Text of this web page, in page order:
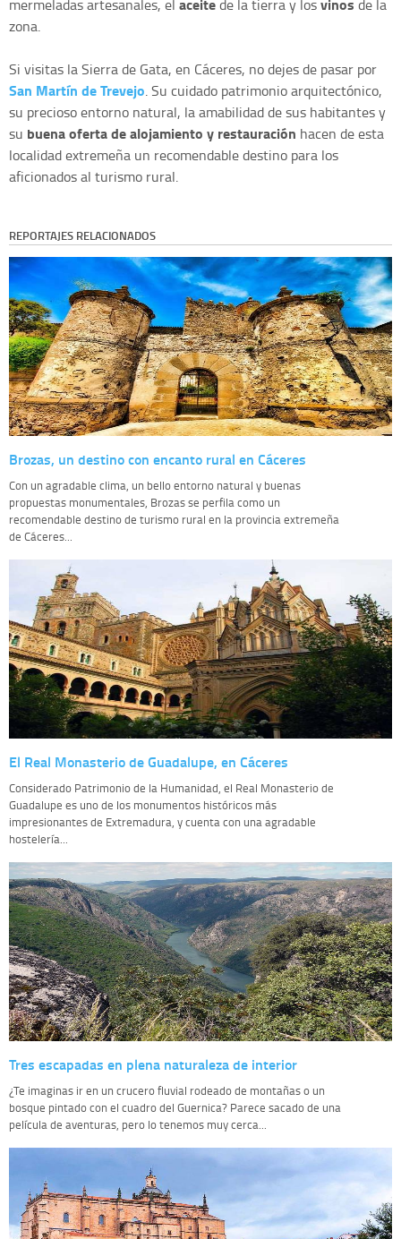
mermeladas artesanales, el aceitede la tierra y losvinos de la
zona.
Si visitas la Sierra de Gata, en Cáceres, no dejes de pasar por
San Martín de Trevejo. Su cuidado patrimonio arquitectónico,
su precioso entorno natural, la amabilidad de sus habitantes y
su buena oferta de alojamiento y restauración hacen de esta
localidad extremeña un recomendable destino para los
aficionados al turismo rural.
REPORTAJES RELACIONADOS
Brozas, un destino con encanto rural en Cáceres
Con un agradable clima, un bello entorno natural y buenas
propuestas monumentales, Brozas se perfila como un
recomendable destino de turismo rural en la provincia extremeña
de Cáceres...
El Real Monasterio de Guadalupe, en Cáceres
Considerado Patrimonio de la Humanidad, el Real Monasterio de
Guadalupe es uno de los monumentos históricos más
impresionantes de Extremadura, y cuenta con una agradable
hostelería...
Tres escapadas en plena naturaleza de interior
¿Te imaginas ir en un crucero fluvial rodeado de montañas o un
bosque pintado con el cuadro del Guernica? Parece sacado de una
película de aventuras, pero lo tenemos muy cerca...